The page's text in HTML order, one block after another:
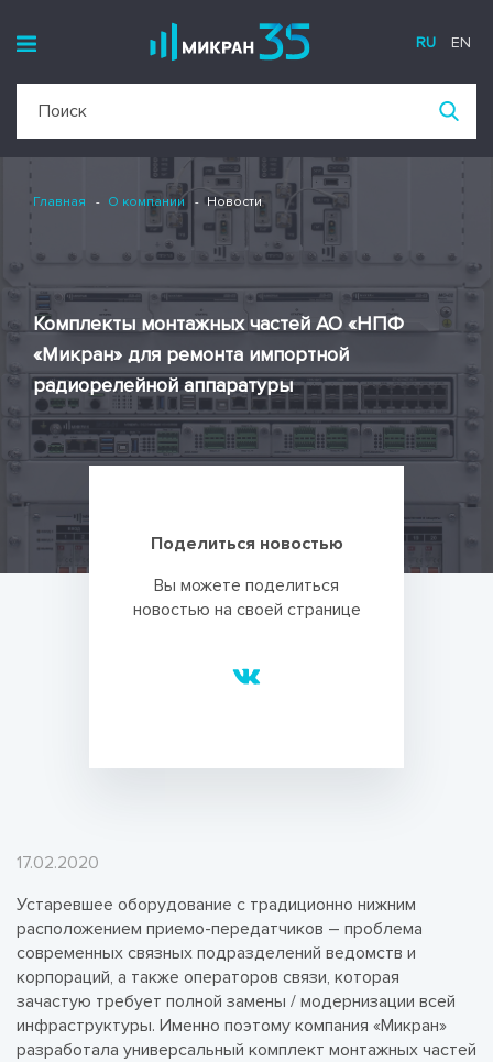
RU EN
Комплекты монтажных частей АО «НПФ
«Микран» для ремонта импортной
радиорелейной аппаратуры
Поделиться новостью
Вы можете поделиться
новостью на своей странице
Главная О компании Новости
17.02.2020
Устаревшее оборудование с традиционно нижним
расположением приемо-передатчиков – проблема
современных связных подразделений ведомств и
корпораций, а также операторов связи, которая
зачастую требует полной замены / модернизации всей
инфраструктуры. Именно поэтому компания «Микран»
разработала универсальный комплект монтажных частей